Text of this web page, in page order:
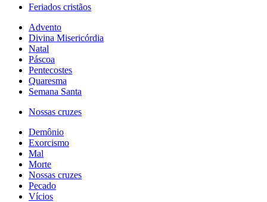
Feriados cristãos
Advento
Divina Misericórdia
Natal
Páscoa
Pentecostes
Quaresma
Semana Santa
Nossas cruzes
Demônio
Exorcismo
Mal
Morte
Nossas cruzes
Pecado
Vícios